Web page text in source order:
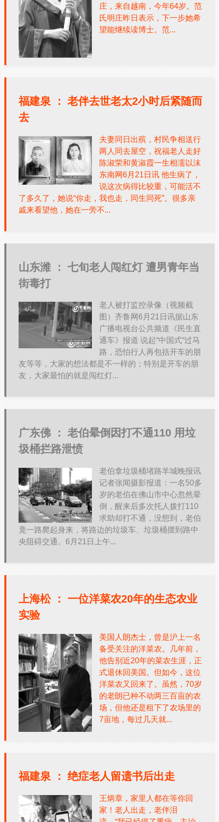
庄，来自越南，今年64岁。范
氏明庄昨日表示，下一步她希
望能继续读博士。范...
福建泉 ： 老伴去世老太2小时后紧随而
去
夫妻同日出殡，村民争相送行
两人同去屋空，祝福老人走好
陈淑荣和黄淑霞一生相濡以沫
东南网6月21日讯 他生病了，
说这次病得比较重，可能活不
了多久了，她说“你走，我也走，同生同死”。很多亲
戚来看望他，她在一旁不...
山东潍 ： 七旬老人闯红灯 遭男青年当
街毒打
老人被打监控录像（视频截
图）齐鲁网6月21日讯据山东
广播电视台公共频道《民生直
通车》报道 说起“中国式“过马
路，恐怕行人再包括开车的朋
友等等，大家的想法都是不一样的；特别是开车的朋
友，大家最怕的就是闯红灯...
广东佛 ： 老伯晕倒因打不通110 用垃
圾桶拦路泄愤
老伯拿垃圾桶堵路羊城晚报讯
记者张闻摄影报道：一名50多
岁的老伯在佛山市中心忽然晕
倒，醒来后多次托人拨打110
求助却打不通，没想到，老伯
竟一路爬起身来，将路边的垃圾车、垃圾桶摆到路中
央阻碍交通。6月21日上午...
上海松 ： 一位洋菜农20年的生态农业
实验
美国人朗杰士，曾是沪上一名
备受关注的洋菜农。几年前，
他告别近20年的菜农生涯，正
式退休回美国。但如今，这位
洋菜农又回来了。虽然，70岁
的老朗已种不动两三百亩的农
场，但他还是租下了农场里的
7亩地，每过几天就...
福建泉 ： 绝症老人留遗书后出走
王炳章，家里人都在等你回
家！老人出走，老伴泪